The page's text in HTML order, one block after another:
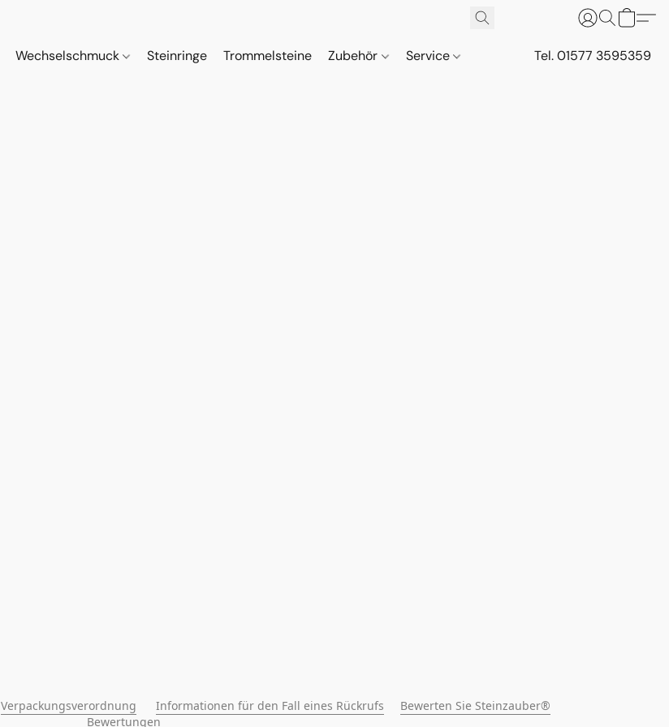
Wechselschmuck Steinringe Trommelsteine Zubehör Service Tel. 01577 3595359
Verpackungsverordnung Informationen für den Fall eines Rückrufs
Bewerten Sie Steinzauber®
Bewertungen